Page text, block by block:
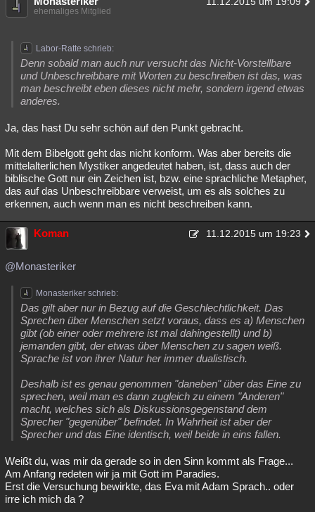
ehemaliges Mitglied
Labor-Ratte schrieb:
Denn sobald man auch nur versucht das Nicht-Vorstellbare
und Unbeschreibbare mit Worten zu beschreiben ist das, was
man beschreibt eben dieses nicht mehr, sondern irgend etwas
anderes.
Ja, das hast Du sehr schön auf den Punkt gebracht.
Mit dem Bibelgott geht das nicht konform. Was aber bereits die
mittelalterlichen Mystiker angedeutet haben, ist, dass auch der
biblische Gott nur ein Zeichen ist, bzw. eine sprachliche Metapher,
das auf das Unbeschreibbare verweist, um es als solches zu
erkennen, auch wenn man es nicht beschreiben kann.
Koman 11.12.2015 um 19:23
@Monasteriker
Monasteriker schrieb:
Das gilt aber nur in Bezug auf die Geschlechtlichkeit. Das
Sprechen über Menschen setzt voraus, dass es a) Menschen
gibt (ob einer oder mehrere ist mal dahingestellt) und b)
jemanden gibt, der etwas über Menschen zu sagen weiß.
Sprache ist von ihrer Natur her immer dualistisch.
Deshalb ist es genau genommen "daneben" über das Eine zu
sprechen, weil man es dann zugleich zu einem "Anderen"
macht, welches sich als Diskussionsgegenstand dem
Sprecher "gegenüber" befindet. In Wahrheit ist aber der
Sprecher und das Eine identisch, weil beide in eins fallen.
Weißt du, was mir da gerade so in den Sinn kommt als Frage...
Am Anfang redeten wir ja mit Gott im Paradies.
Erst die Versuchung bewirkte, das Eva mit Adam Sprach.. oder
irre ich mich da ?